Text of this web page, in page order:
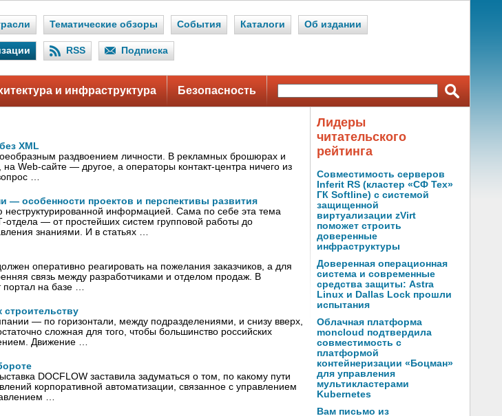
Тематические обзоры События Каталоги Об издании
RSS Подписка
и инфраструктура Безопасность
XML
раздвоением личности. В рекламных брошюрах и
Web-сайте — другое, а операторы контакт-центра ничего из
…
— особенности проектов и перспективы развития
информацией. Сама по себе эта тема
отдела — от простейших систем групповой работы до
знаниями. И в статьях …
оперативно реагировать на пожелания заказчиков, а для
связь между разработчиками и отделом продаж. В
портал на базе …
строительству
— по горизонтали, между подразделениями, и снизу вверх,
сложная для того, чтобы большинство российских
Движение …
DOCFLOW заставила задуматься о том, по какому пути
корпоративной автоматизации, связанное с управлением
…
Лидеры
читательского
рейтинга
Совместимость серверов
Inferit RS (кластер «СФ Тех»
ГК Softline) с системой
защищенной
виртуализации zVirt
поможет строить
доверенные
инфраструктуры
Доверенная операционная
система и современные
средства защиты: Astra
Linux и Dallas Lock прошли
испытания
Облачная платформа
moncloud подтвердила
совместимость с
платформой
контейнеризации «Боцман»
для управления
мультикластерами
Kubernetes
Вам письмо из